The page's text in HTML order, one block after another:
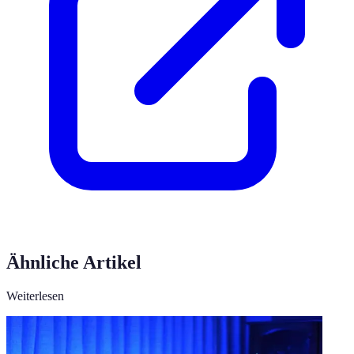
Ähnliche Artikel
Weiterlesen